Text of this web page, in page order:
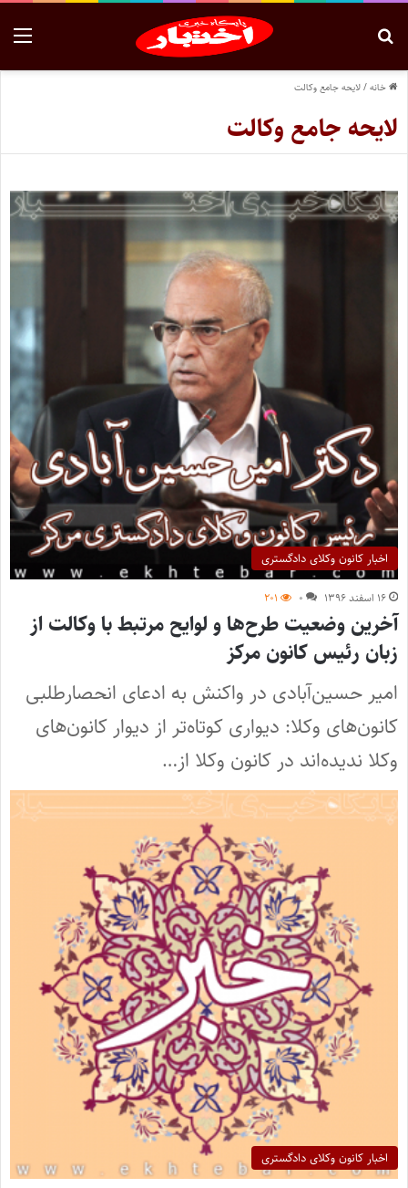
خانه/لایحه جامع وکالت
لایحه جامع وکالت
اخبار کانون وکلای دادگستری
۱۶ اسفند ۱۳۹۶ ۰ ۲۰۱
آخرین وضعیت طرح‌ها و لوایح مرتبط با وکالت از
زبان رئیس کانون مرکز
امیر حسین‌آبادی در واکنش به ادعای انحصارطلبی
کانون‌های وکلا: دیواری کوتاه‌تر از دیوار کانون‌های
وکلا ندیده‌اند در کانون وکلا از…
اخبار کانون وکلای دادگستری